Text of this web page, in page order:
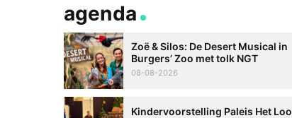
agenda
Zoë & Silos: De Desert Musical in
Burgers’ Zoo met tolk NGT
08-08-2026
Kindervoorstelling Paleis Het Loo